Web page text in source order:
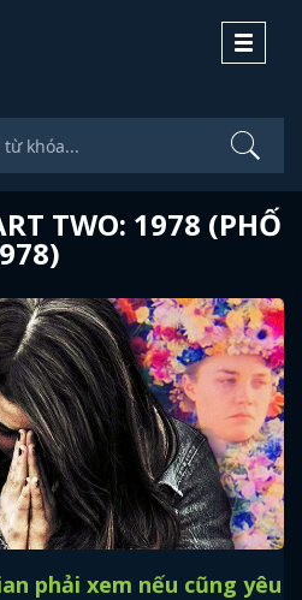
Toggle
TWO: 1978 (PHỐ
phải xem nếu cũng yêu